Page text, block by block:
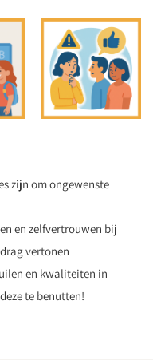
zijn om ongewenste
en zelfvertrouwen bij
vertonen
en kwaliteiten in
te benutten!